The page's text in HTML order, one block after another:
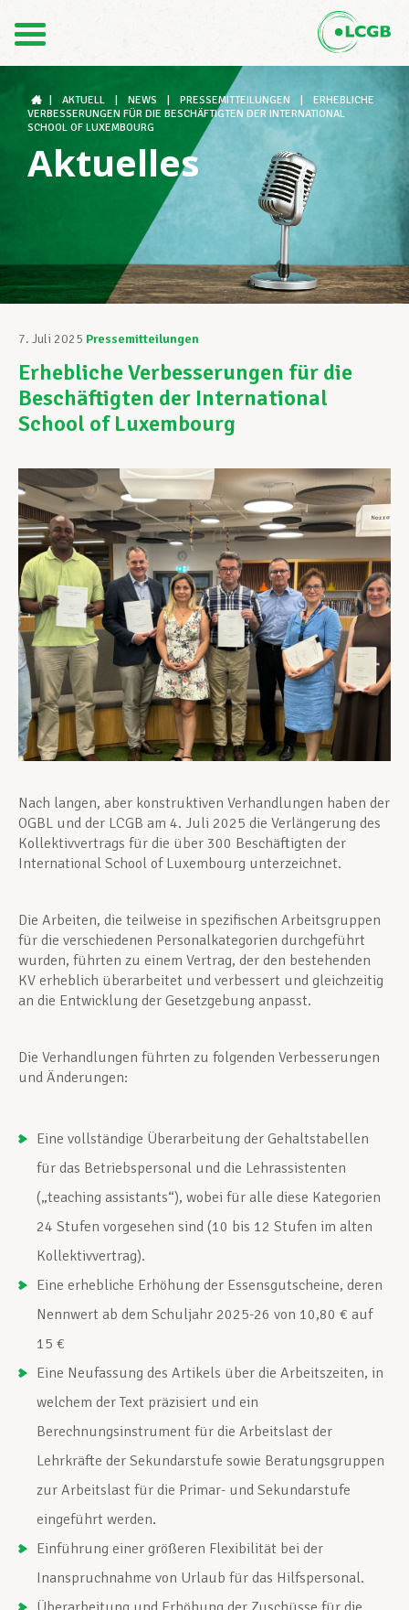
FR
Der LCGB
Gewerkschaftsstrukturen
Unterstützung im Arbeitsalltag
Ihre Rechte
Berufliche Weiterentwicklung
Mitglied werden
Aktuell
AKTUELL NEWS PRESSEMITTEILUNGEN
ERHEBLICHE
VERBESSERUNGEN FÜR DIE BESCHÄFTIGTEN DER INTERNATIONAL
SCHOOL OF LUXEMBOURG
Aktuelles
7. Juli 2025 Pressemitteilungen
Erhebliche Verbesserungen für die
Beschäftigten der International
School of Luxembourg
Nach langen, aber konstruktiven Verhandlungen haben der
OGBL und der LCGB am 4. Juli 2025 die Verlängerung des
Kollektivvertrags für die über 300 Beschäftigten der
International School of Luxembourg unterzeichnet.
Die Arbeiten, die teilweise in spezifischen Arbeitsgruppen
für die verschiedenen Personalkategorien durchgeführt
wurden, führten zu einem Vertrag, der den bestehenden
KV erheblich überarbeitet und verbessert und gleichzeitig
an die Entwicklung der Gesetzgebung anpasst.
Die Verhandlungen führten zu folgenden Verbesserungen
und Änderungen:
Eine vollständige Überarbeitung der Gehaltstabellen
für das Betriebspersonal und die Lehrassistenten
(„teaching assistants“), wobei für alle diese Kategorien
24 Stufen vorgesehen sind (10 bis 12 Stufen im alten
Kollektivvertrag).
Eine erhebliche Erhöhung der Essensgutscheine, deren
Nennwert ab dem Schuljahr 2025-26 von 10,80 € auf
15 €
Eine Neufassung des Artikels über die Arbeitszeiten, in
welchem der Text präzisiert und ein
Berechnungsinstrument für die Arbeitslast der
Lehrkräfte der Sekundarstufe sowie Beratungsgruppen
zur Arbeitslast für die Primar- und Sekundarstufe
eingeführt werden.
Einführung einer größeren Flexibilität bei der
Inanspruchnahme von Urlaub für das Hilfspersonal.